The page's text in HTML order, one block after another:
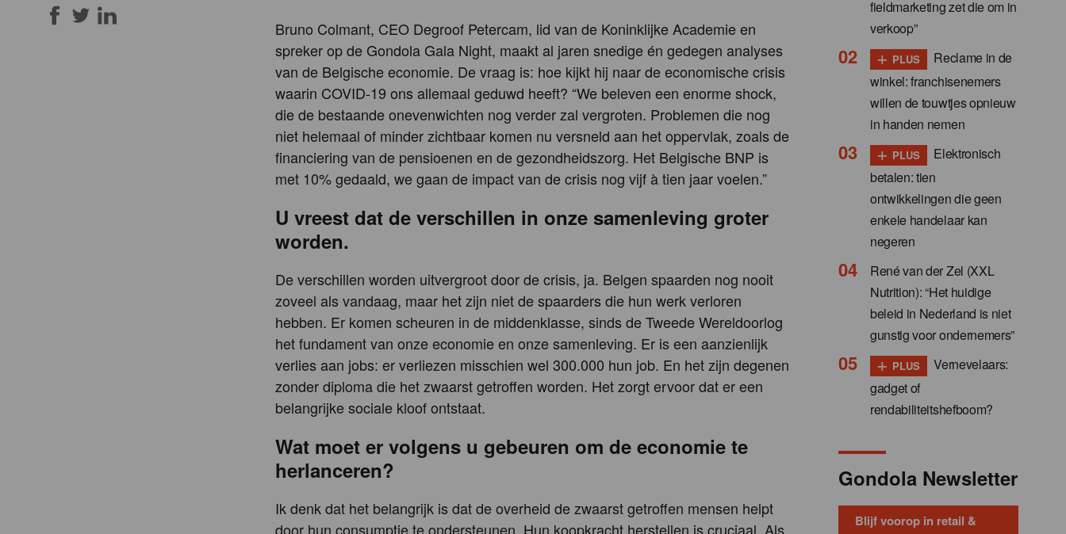
Bruno Colmant, CEO Degroof Petercam, lid van de Koninklijke Academie en
spreker op de Gondola Gala Night, maakt al jaren snedige én gedegen analyses
van de Belgische economie. De vraag is: hoe kijkt hij naar de economische crisis
waarin COVID-19 ons allemaal geduwd heeft? “We beleven een enorme shock,
die de bestaande onevenwichten nog verder zal vergroten. Problemen die nog
niet helemaal of minder zichtbaar komen nu versneld aan het oppervlak, zoals de
financiering van de pensioenen en de gezondheidszorg. Het Belgische BNP is
met 10% gedaald, we gaan de impact van de crisis nog vijf à tien jaar voelen.”
U vreest dat de verschillen in onze samenleving groter
worden.
De verschillen worden uitvergroot door de crisis, ja. Belgen spaarden nog nooit
zoveel als vandaag, maar het zijn niet de spaarders die hun werk verloren
hebben. Er komen scheuren in de middenklasse, sinds de Tweede Wereldoorlog
het fundament van onze economie en onze samenleving. Er is een aanzienlijk
verlies aan jobs: er verliezen misschien wel 300.000 hun job. En het zijn degenen
zonder diploma die het zwaarst getroffen worden. Het zorgt ervoor dat er een
belangrijke sociale kloof ontstaat.
Wat moet er volgens u gebeuren om de economie te
herlanceren?
Ik denk dat het belangrijk is dat de overheid de zwaarst getroffen mensen helpt
door hun consumptie te ondersteunen. Hun koopkracht herstellen is cruciaal. Als
fieldmarketing zet die om in
verkoop”
+ PLUS
Reclame in de
winkel: franchisenemers
willen de touwtjes opnieuw
in handen nemen
+ PLUS
Elektronisch
betalen: tien
ontwikkelingen die geen
enkele handelaar kan
negeren
René van der Zel (XXL
Nutrition): “Het huidige
beleid in Nederland is niet
gunstig voor ondernemers”
+ PLUS
Vernevelaars:
gadget of
rendabiliteitshefboom?
Gondola Newsletter
Blijf voorop in retail &